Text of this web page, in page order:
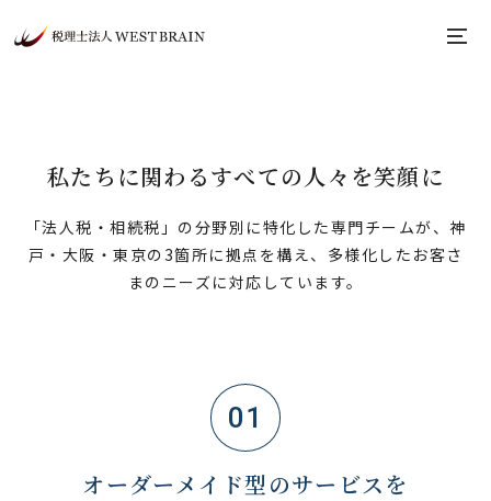
私たちに関わるすべての人々を笑顔に
「法人税・相続税」の分野別に特化した専門チームが、 神
戸・大阪・東京の3箇所に拠点を構え、多様化したお客さ
まのニーズに対応しています。
01
オーダーメイド型のサービスを